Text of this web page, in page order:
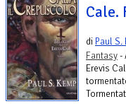
Cale.
di Paul S.
Fantasy-
Erevis